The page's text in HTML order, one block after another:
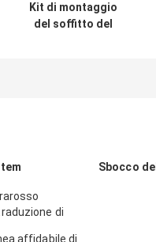
Kit di montaggio
del soffitto del
di
affidabile di
Sbocco